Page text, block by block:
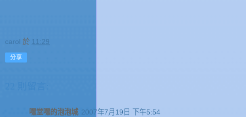
carol 於 11:29
分享
嘿堂嘿的泡泡城 2007年7月19日 下午5:54